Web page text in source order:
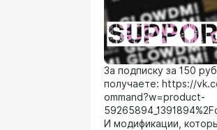
За подписку за 150
получаете: https://
ommand?w=product-
И модификации,